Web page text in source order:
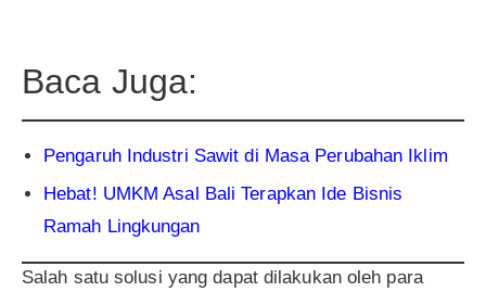
Baca Juga:
Pengaruh Industri Sawit di Masa Perubahan Iklim
Hebat! UMKM Asal Bali Terapkan Ide Bisnis
Ramah Lingkungan
Salah satu solusi yang dapat dilakukan oleh para